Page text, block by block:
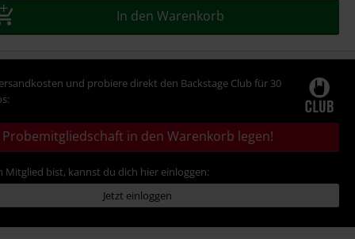
In den Warenkorb
und probiere direkt den Backstage Club für 30
Probemitgliedschaft in den Warenkorb legen!
Mitglied bist, kannst du dich hier einloggen:
Jetzt einloggen